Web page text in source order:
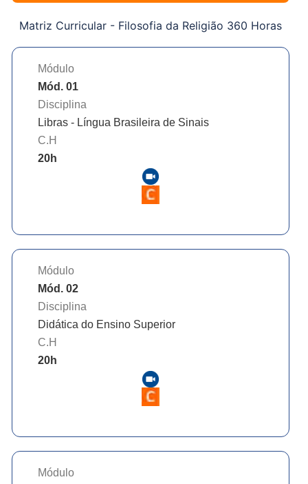
Matriz Curricular - Filosofia da Religião 360 Horas
Módulo
Mód. 01
Disciplina
Libras - Língua Brasileira de Sinais
C.H
20h
Módulo
Mód. 02
Disciplina
Didática do Ensino Superior
C.H
20h
Módulo